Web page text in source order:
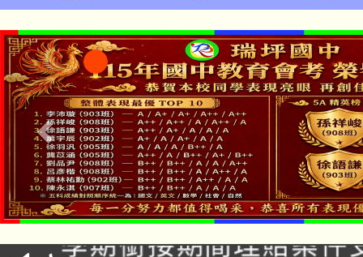
淨零綠生活教案入校路
會
115年食農教育專業人
程
學期銜接期間理賠案件